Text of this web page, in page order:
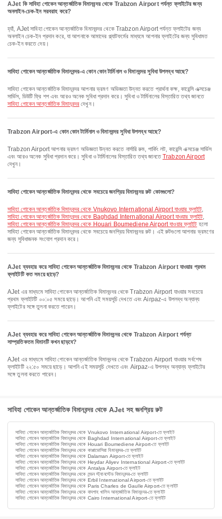
AJet কি সাবিহা গোকেন আন্তর্জাতিক বিমানবন্দর থেকে Trabzon Airport পর্যন্ত ফ্লাইটের জন্য
অনলাইন-চেক-ইন সরবরাহ করে?
হ্যাঁ, AJet সাবিহা গোকেন আন্তর্জাতিক বিমানবন্দর থেকে Trabzon Airport পর্যন্ত ফ্লাইটের জন্য
অনলাইন চেক-ইন প্রদান করে, যা আপনাকে আমাদের প্ল্যাটফর্মের মাধ্যমে আপনার ফ্লাইটের জন্য সুবিধামত
চেক-ইন করতে দেয়।
সাবিহা গোকেন আন্তর্জাতিক বিমানবন্দর-এ কোন কোন টার্মিনাল ও বিমানবন্দর সুবিধা উপলব্ধ আছে?
সাবিহা গোকেন আন্তর্জাতিক বিমানবন্দর আপনার ভ্রমণ অভিজ্ঞতা উন্নত করতে প্রার্থনা কক্ষ, কারেন্সি এক্সচেঞ্জ
সার্ভিস, ডিউটি ফ্রি শপ এবং আরও অনেক সুবিধা প্রদান করে। সুবিধা ও টার্মিনালের বিস্তারিত তথ্য জানতে
সাবিহা গোকেন আন্তর্জাতিক বিমানবন্দর দেখুন।
Trabzon Airport-এ কোন কোন টার্মিনাল ও বিমানবন্দর সুবিধা উপলব্ধ আছে?
Trabzon Airport আপনার ভ্রমণ অভিজ্ঞতা উন্নত করতে নার্সারি রুম, পার্কিং লট, কারেন্সি এক্সচেঞ্জ সার্ভিস
এবং আরও অনেক সুবিধা প্রদান করে। সুবিধা ও টার্মিনালের বিস্তারিত তথ্য জানতেTrabzon Airport
দেখুন।
সাবিহা গোকেন আন্তর্জাতিক বিমানবন্দর থেকে সবচেয়ে জনপ্রিয় বিমানবন্দর রুট কোনগুলো?
সাবিহা গোকেন আন্তর্জাতিক বিমানবন্দর থেকে Vnukovo International Airport যাওয়ার ফ্লাইট,
সাবিহা গোকেন আন্তর্জাতিক বিমানবন্দর থেকে Baghdad International Airport যাওয়ার ফ্লাইট,
সাবিহা গোকেন আন্তর্জাতিক বিমানবন্দর থেকে Houari Boumediene Airport যাওয়ার ফ্লাইট হলো
সাবিহা গোকেন আন্তর্জাতিক বিমানবন্দর থেকে সবচেয়ে জনপ্রিয় বিমানবন্দর রুট। এই রুটগুলো আপনার ভ্রমণের
জন্য সুবিধাজনক সংযোগ প্রদান করে।
AJet ব্যবহার করে সাবিহা গোকেন আন্তর্জাতিক বিমানবন্দর থেকে Trabzon Airport যাওয়ার প্রথম
ফ্লাইটটি কত সময়ে ছাড়ে?
AJet এর মাধ্যমে সাবিহা গোকেন আন্তর্জাতিক বিমানবন্দর থেকে Trabzon Airport যাওয়ার সবচেয়ে
প্রথম ফ্লাইটটি ০০:০৫ সময়ে ছাড়ে। আপনি এই সময়সূচি দেখতে এবং Airpaz-এ উপলব্ধ অন্যান্য
ফ্লাইটের সঙ্গে তুলনা করতে পারেন।
AJet ব্যবহার করে সাবিহা গোকেন আন্তর্জাতিক বিমানবন্দর থেকে Trabzon Airport পর্যন্ত
সাম্প্রতিকতম বিমানটি কখন ছাড়বে?
AJet এর মাধ্যমে সাবিহা গোকেন আন্তর্জাতিক বিমানবন্দর থেকে Trabzon Airport যাওয়ার সর্বশেষ
ফ্লাইটটি ২২:৫০ সময়ে ছাড়ে। আপনি এই সময়সূচি দেখতে এবং Airpaz-এ উপলব্ধ অন্যান্য ফ্লাইটের
সঙ্গে তুলনা করতে পারেন।
সাবিহা গোকেন আন্তর্জাতিক বিমানবন্দর থেকে AJet সহ জনপ্রিয় রুট
সাবিহা গোকেন আন্তর্জাতিক বিমানবন্দর থেকে Vnukovo International Airport-তে ফ্লাইট
সাবিহা গোকেন আন্তর্জাতিক বিমানবন্দর থেকে Baghdad International Airport-তে ফ্লাইট
সাবিহা গোকেন আন্তর্জাতিক বিমানবন্দর থেকে Houari Boumediene Airport-তে ফ্লাইট
সাবিহা গোকেন আন্তর্জাতিক বিমানবন্দর থেকে কাপ্পাডোসিয়া বিমানবন্দর-তে ফ্লাইট
সাবিহা গোকেন আন্তর্জাতিক বিমানবন্দর থেকে Dalaman Airport-তে ফ্লাইট
সাবিহা গোকেন আন্তর্জাতিক বিমানবন্দর থেকে Heydar Aliyev International Airport-তে ফ্লাইট
সাবিহা গোকেন আন্তর্জাতিক বিমানবন্দর থেকে Antalya Airport-তে ফ্লাইট
সাবিহা গোকেন আন্তর্জাতিক বিমানবন্দর থেকে লন্ডন স্ট্যানস্টেড বিমানবন্দর-তে ফ্লাইট
সাবিহা গোকেন আন্তর্জাতিক বিমানবন্দর থেকে Erbil International Airport-তে ফ্লাইট
সাবিহা গোকেন আন্তর্জাতিক বিমানবন্দর থেকে Paris Charles de Gaulle Airport-তে ফ্লাইট
সাবিহা গোকেন আন্তর্জাতিক বিমানবন্দর থেকে বাদশাহ খালিদ আন্তর্জাতিক বিমানবন্দর-তে ফ্লাইট
সাবিহা গোকেন আন্তর্জাতিক বিমানবন্দর থেকে Cairo International Airport-তে ফ্লাইট